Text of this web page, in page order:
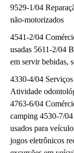
9529-1/04
não-motorizados
4541-2/04
usadas 5611-2/04
em servir bebidas,
4330-4/04
Atividade
4763-6/04
camping 4530-7/
usados para
jogos eletrônicos